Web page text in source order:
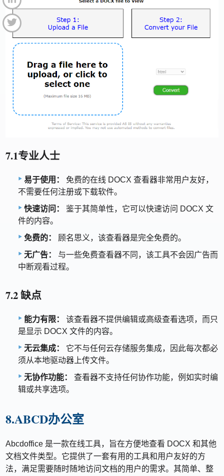
7.1专业人士
易于使用：
免费的在线 DOCX 查看器非常用户友好，
不需要任何注册或下载软件。
快速访问：
鉴于其简单性，它可​​以快速访问 DOCX 文
件的内容。
免费的：
顾名思义，该查看器是完全免费的。
无广告：
与一些免费查看器不同，该工具不会因广告而
中断观看过程。
7.2 缺点
能力有限：
该查看器不提供编辑或高级查看选项，而只
是显示 DOCX 文件的内容。
无云集成：
它不与任何云存储服务集成，因此每次都必
须从本地驱动器上传文件。
无协作功能：
查看器不支持任何协作功能，例如实时编
辑或共享选项。
8.ABCD办公室
Abcdoffice 是一款在线工具，旨在方便地查看 DOCX 和其他
文档文件类型。它提供了一套有用的工具和用户友好的方
法，满足需要随时随地访问文档的用户的需求。其简单、整